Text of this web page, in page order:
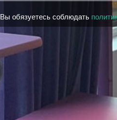
Вы обязуетесь соблюдать